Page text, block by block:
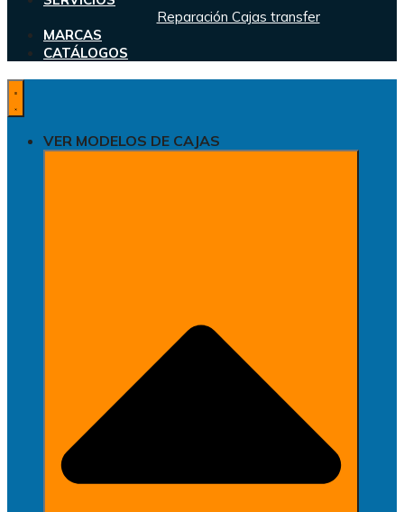
Reparación Cajas transfer
MARCAS
CATÁLOGOS
VER MODELOS DE CAJAS